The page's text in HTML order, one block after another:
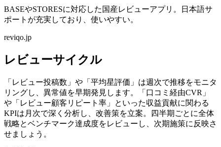
BASEやSTORESに対応した国産レビューアプリ。日本語サ
ポートが充実しており、使いやすい。
reviqo.jp
レビューサイクル
「レビュー投稿数」や「平均星評価」は週次で推移をモニタ
リングし、異常値を早期発見します。「口コミ経由CVR」
や「レビュー顧客リピート率」といった収益貢献に関わる
KPIは月次で深く分析し、改善策を立案。四半期ごとに全体
戦略とベンチマーク達成度をレビューし、次期施策に反映さ
せましょう。